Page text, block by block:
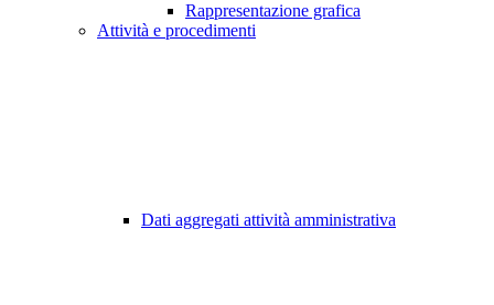
Rappresentazione grafica
Attività e procedimenti
Dati aggregati attività amministrativa